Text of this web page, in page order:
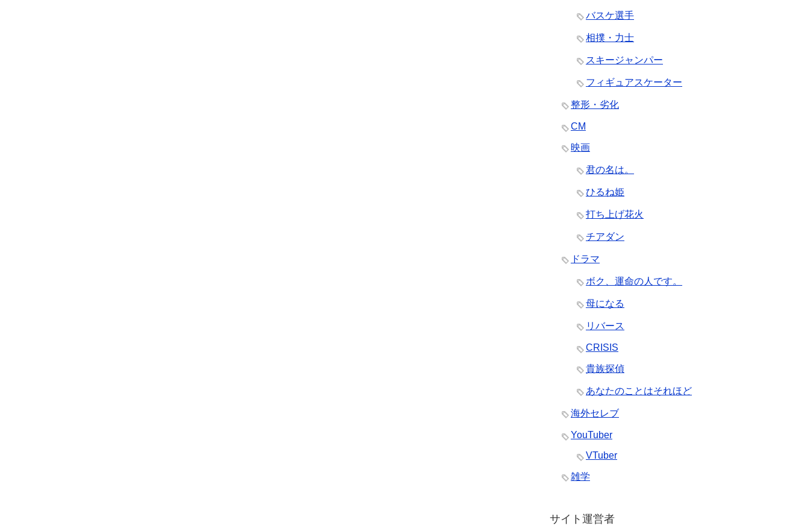
バスケ選手
相撲・力士
スキージャンパー
フィギュアスケーター
整形・劣化
CM
映画
君の名は。
ひるね姫
打ち上げ花火
チアダン
ドラマ
ボク、運命の人です。
母になる
リバース
CRISIS
貴族探偵
あなたのことはそれほど
海外セレブ
YouTuber
VTuber
雑学
サイト運営者